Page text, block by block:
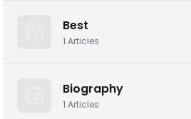
Best
1 Articles
Biography
1 Articles